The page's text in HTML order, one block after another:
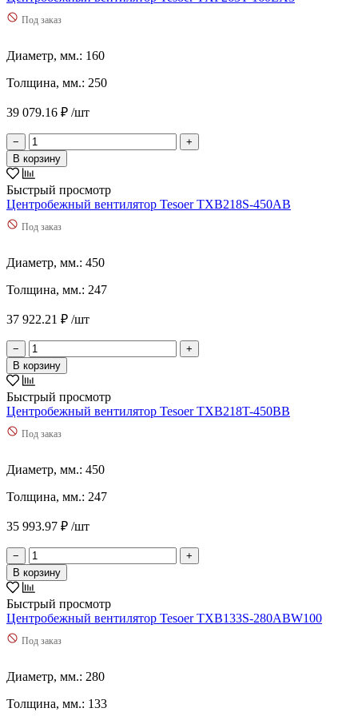
3530(2)
3600(
3760(1)
390(1 )
4000(1 )
410(3)
4130(1)
42(1)
430
(
4300(3)
4400
45(1)
46(1)
470(1 )
480(3)
4800(1)
490(1)
51(1)
(
52(1)
540(3
562(2)
598(2 )
60 (1)
600( )
62(1)
620(1)
635(1)
65(2
650(3)
67(1)
690(1)
700(3 )
Под заказ
Диаметр, мм.: 160
Толщина, мм.: 250
39 079.16 ₽ /шт
−
+
В корзину
Быстрый просмотр
Центробежный вентилятор Tesoer TXB218S-450AB
Под заказ
Диаметр, мм.: 450
Толщина, мм.: 247
37 922.21 ₽ /шт
−
+
В корзину
Быстрый просмотр
Центробежный вентилятор Tesoer TXB218T-450BB
Под заказ
Диаметр, мм.: 450
Толщина, мм.: 247
35 993.97 ₽ /шт
−
+
В корзину
Быстрый просмотр
Центробежный вентилятор Tesoer TXB133S-280ABW100
Под заказ
Диаметр, мм.: 280
Толщина, мм.: 133